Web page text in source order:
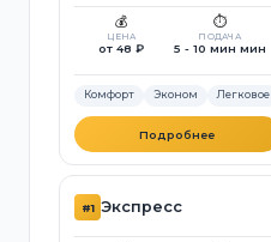
💰
ЦЕНА
от 48 ₽
⏱️
ПОДАЧА
5 - 10 мин мин
Комфорт Эконом Легковое
Подробнее
#1 Экспресс